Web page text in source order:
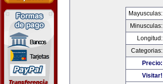
Mayusculas:
Minusculas:
Longitud:
Categorias:
Precio:
Visitar!